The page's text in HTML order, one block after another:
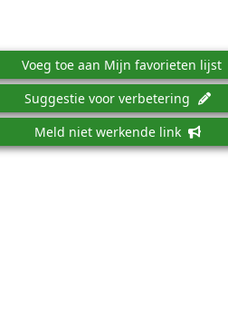
Voeg toe aan Mijn favorieten lijst
Suggestie voor verbetering
Meld niet werkende link